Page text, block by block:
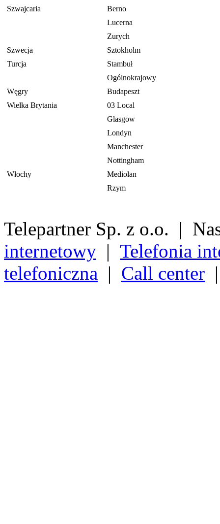
Szwajcaria
Berno
Lucerna
Zurych
Szwecja
Sztokholm
Turcja
Stambuł
Ogólnokrajowy
Węgry
Budapeszt
Wielka Brytania
03 Local
Glasgow
Londyn
Manchester
Nottingham
Włochy
Mediolan
Rzym
Telepartner Sp. z o.o. |
internetowy | Telefonia
telefoniczna | Call center